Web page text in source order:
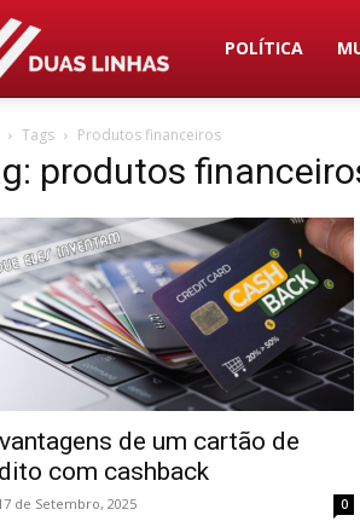
Duas
Linhas
POLÍTICA
Tags Produtos financeiros
produtos
de um cartão de
com cashback
de Setembro, 2025 0